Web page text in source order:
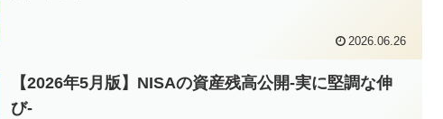
2026.06.26
【2026年5月版】NISAの資産残高公開-実に堅調な伸
び-